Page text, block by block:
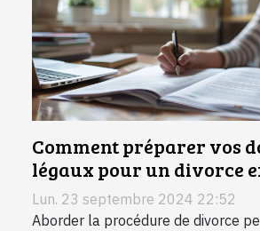
Comment préparer vos
légaux pour un divorce
Lun. 23 septembre 2024 22:52
Aborder la procédure de divorce